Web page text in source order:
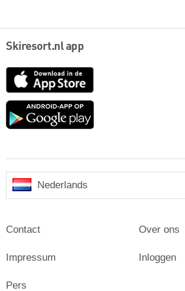
Skiresort.nl app
App
Google
Nederlands
Contact
Impressum
Pers
Over ons
Inloggen